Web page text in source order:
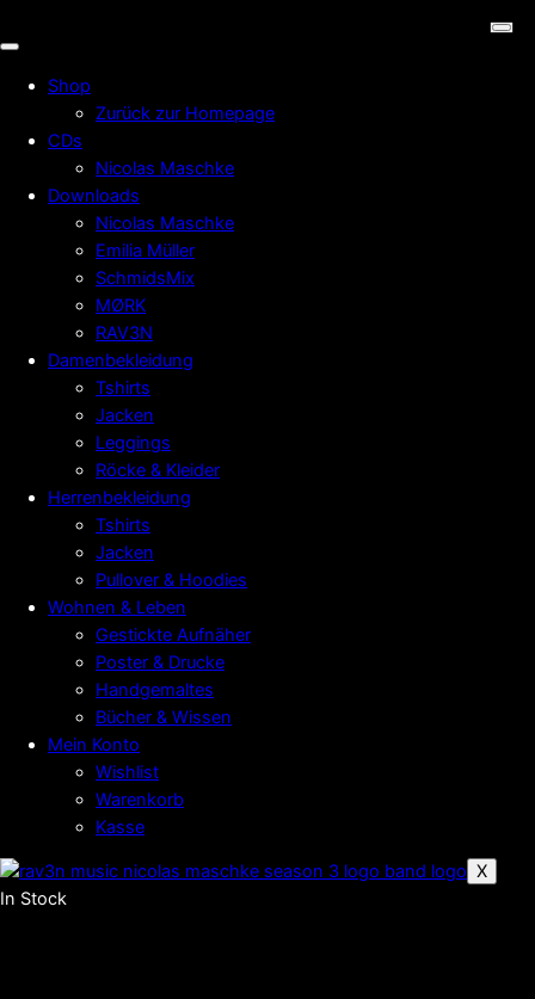
Shop
Zurück zur Homepage
CDs
Nicolas Maschke
Downloads
Nicolas Maschke
Emilia Müller
SchmidsMix
MØRK
RAV3N
Damenbekleidung
Tshirts
Jacken
Leggings
Röcke & Kleider
Herrenbekleidung
Tshirts
Jacken
Pullover & Hoodies
Wohnen & Leben
Gestickte Aufnäher
Poster & Drucke
Handgemaltes
Bücher & Wissen
Mein Konto
Wishlist
Warenkorb
Kasse
X
In Stock